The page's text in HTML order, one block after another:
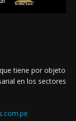
tiene por objeto
en los sectores